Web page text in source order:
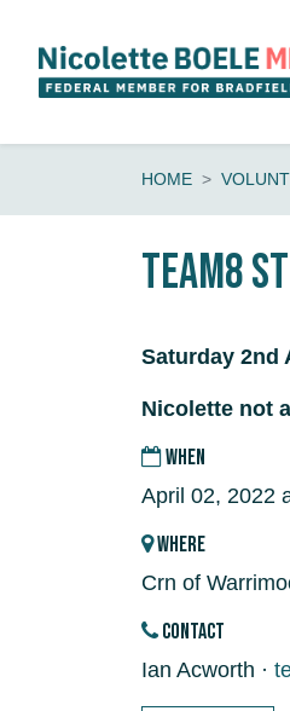
HOME
Team8
Saturday 2nd
Nicolette not
WHEN
April 02, 2022
WHERE
Crn of
CONTACT
Ian Acworth ·